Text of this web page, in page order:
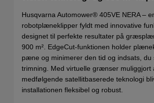
Husqvarna Automower® 405VE NERA –
robotplæneklipper fyldt med innovative
designet til perfekte resultater på
900 m². EdgeCut-funktionen holder
pæne og minimerer den tid og indsats, du
trimning. Med virtuelle grænser muliggjort
medfølgende satellitbaserede teknologi
installationen fleksibel og robust.